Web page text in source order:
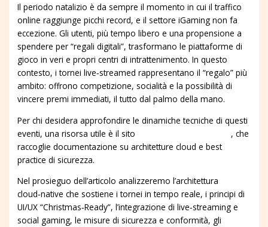
Il periodo natalizio è da sempre il momento in cui il traffico
online raggiunge picchi record, e il settore iGaming non fa
eccezione. Gli utenti, più tempo libero e una propensione a
spendere per “regali digitali”, trasformano le piattaforme di
gioco in veri e propri centri di intrattenimento. In questo
contesto, i tornei live‑streamed rappresentano il “regalo” più
ambito: offrono competizione, socialità e la possibilità di
vincere premi immediati, il tutto dal palmo della mano.
Per chi desidera approfondire le dinamiche tecniche di questi
eventi, una risorsa utile è il sito
, che
raccoglie documentazione su architetture cloud e best
practice di sicurezza.
Nel prosieguo dell’articolo analizzeremo l’architettura
cloud‑native che sostiene i tornei in tempo reale, i principi di
UI/UX “Christmas‑Ready”, l’integrazione di live‑streaming e
social gaming, le misure di sicurezza e conformità, gli